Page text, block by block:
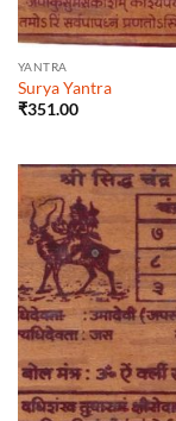
YANTRA
Surya Yantra
₹351.00